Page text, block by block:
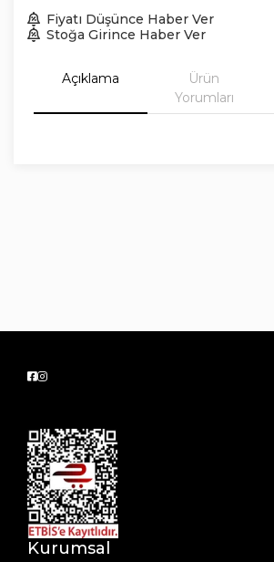
Fiyatı Düşünce Haber Ver
Stoğa Girince Haber Ver
Açıklama
Ürün
Yorumları
Kurumsal